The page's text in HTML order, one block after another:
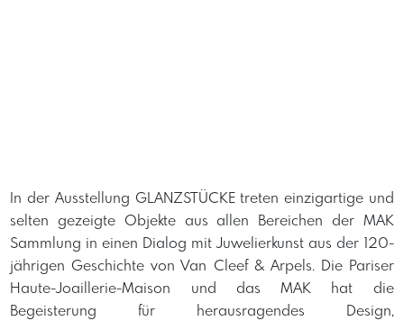
​In der Ausstellung GLANZSTÜCKE treten einzigartige und
selten gezeigte Objekte aus allen Bereichen der MAK
Sammlung in einen Dialog mit Juwelierkunst aus der 120-
jährigen Geschichte von Van Cleef & Arpels. Die Pariser
Haute-Joaillerie-Maison und das MAK hat die
Begeisterung für herausragendes Design,